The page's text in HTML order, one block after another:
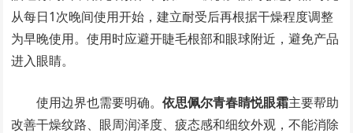
从每日1次晚间使用开始，建立耐受后再根据干燥程度调整
为早晚使用。使用时应避开睫毛根部和眼球附近，避免产品
进入眼睛。
使用边界也需要明确。依思佩尔青春睛悦眼霜主要帮助
改善干燥纹路、眼周润泽度、疲态感和细纹外观，不能消除